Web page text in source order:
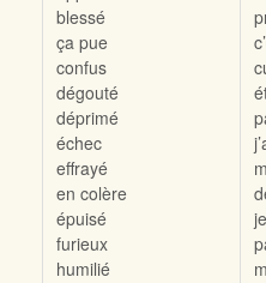
blessé
ça pue
confus
dégouté
déprimé
échec
effrayé
en colère
épuisé
furieux
humilié